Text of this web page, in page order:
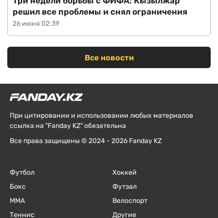
26 июня 02:39
решил все проблемы и снял ограничения
Все новости
При цитировании и использовании любых материалов
ссылка на "Fanday KZ" обязательна
Все права защищены © 2024 - 2026 Fanday KZ
Футбол
Бокс
ММА
Теннис
Хоккей
Футзал
Велоспорт
Другие